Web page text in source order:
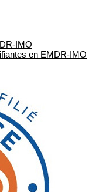
IMO
en EMDR-IMO